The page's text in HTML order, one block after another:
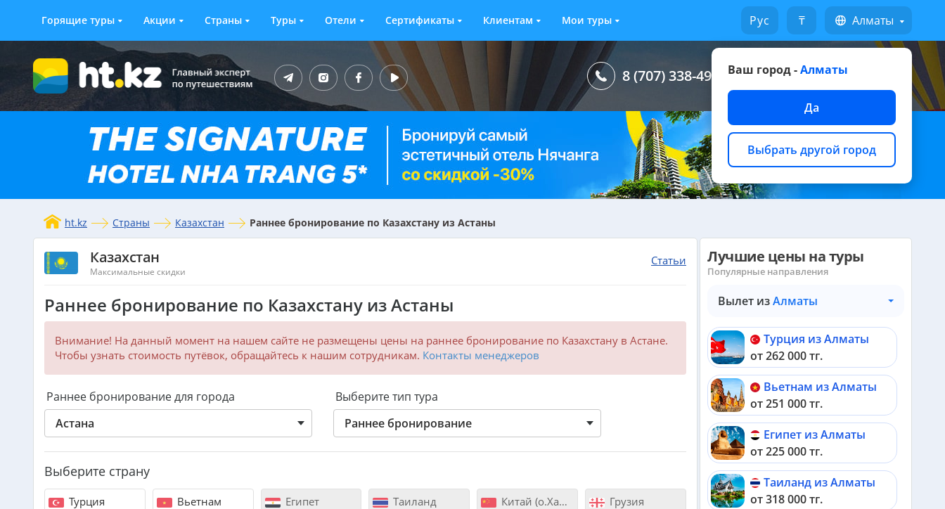
Горящие туры Акции Страны Туры Отели Сертификаты Клиентам Мои туры Русский ₸ Алматы
Ваш город -Алматы
Да
Выбрать другой город
8 (707) 338-49-49 Написать на WhatsApp
ht.kz Страны Казахстан Раннее бронирование по Казахстану из Астаны
Статьи
Казахстан
Максимальные скидки
Раннее бронирование по Казахстану из Астаны
Внимание! На данный момент на нашем сайте не размещены цены на раннее бронирование по Казахстану в Астане.
Чтобы узнать стоимость путёвок, обращайтесь к нашим сотрудникам. Контакты менеджеров
Раннее бронирование для города
Астана
Выберите тип тура
Раннее бронирование
Выберите страну
Турция Вьетнам Египет Таиланд Китай (о.Хайнань) Грузия
Лучшие цены на туры
Популярные направления
Вылет изАлматы
Турция из Алматы
от 262 000 тг.
Вьетнам из Алматы
от 251 000 тг.
Египет из Алматы
от 225 000 тг.
Таиланд из Алматы
от 318 000 тг.